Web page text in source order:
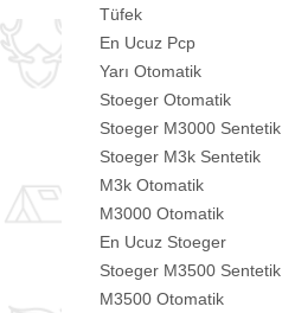
Tüfek
En Ucuz Pcp
Yarı Otomatik
Stoeger Otomatik
Stoeger M3000 Sentetik
Stoeger M3k Sentetik
M3k Otomatik
M3000 Otomatik
En Ucuz Stoeger
Stoeger M3500 Sentetik
M3500 Otomatik